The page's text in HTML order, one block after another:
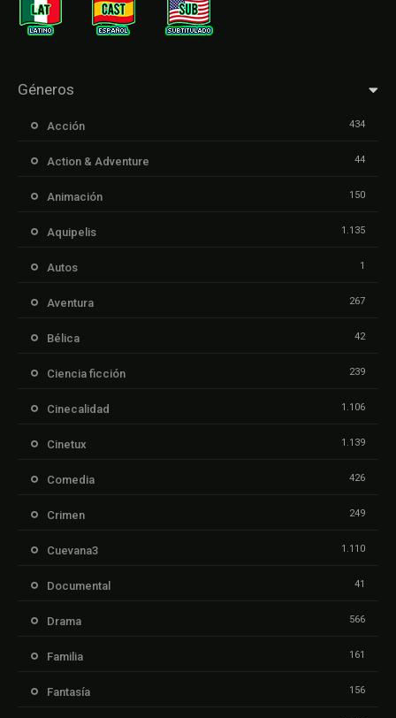
Géneros
Acción 434
Action & Adventure 44
Animación 150
Aquipelis 1.135
Autos 1
Aventura 267
Bélica 42
Ciencia ficción 239
Cinecalidad 1.106
Cinetux 1.139
Comedia 426
Crimen 249
Cuevana3 1.110
Documental 41
Drama 566
Familia 161
Fantasía 156